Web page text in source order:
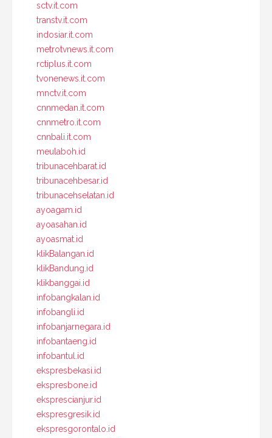
sctv.it.com
transtv.it.com
indosiar.it.com
metrotvnews.it.com
rctiplus.it.com
tvonenews.it.com
mnctv.it.com
cnnmedan.it.com
cnnmetro.it.com
cnnbali.it.com
meulaboh.id
tribunacehbarat.id
tribunacehbesar.id
tribunacehselatan.id
ayoagam.id
ayoasahan.id
ayoasmat.id
klikBalangan.id
klikBandung.id
klikbanggai.id
infobangkalan.id
infobangli.id
infobanjarnegara.id
infobantaeng.id
infobantul.id
ekspresbekasi.id
ekspresbone.id
eksprescianjur.id
ekspresgresik.id
ekspresgorontalo.id